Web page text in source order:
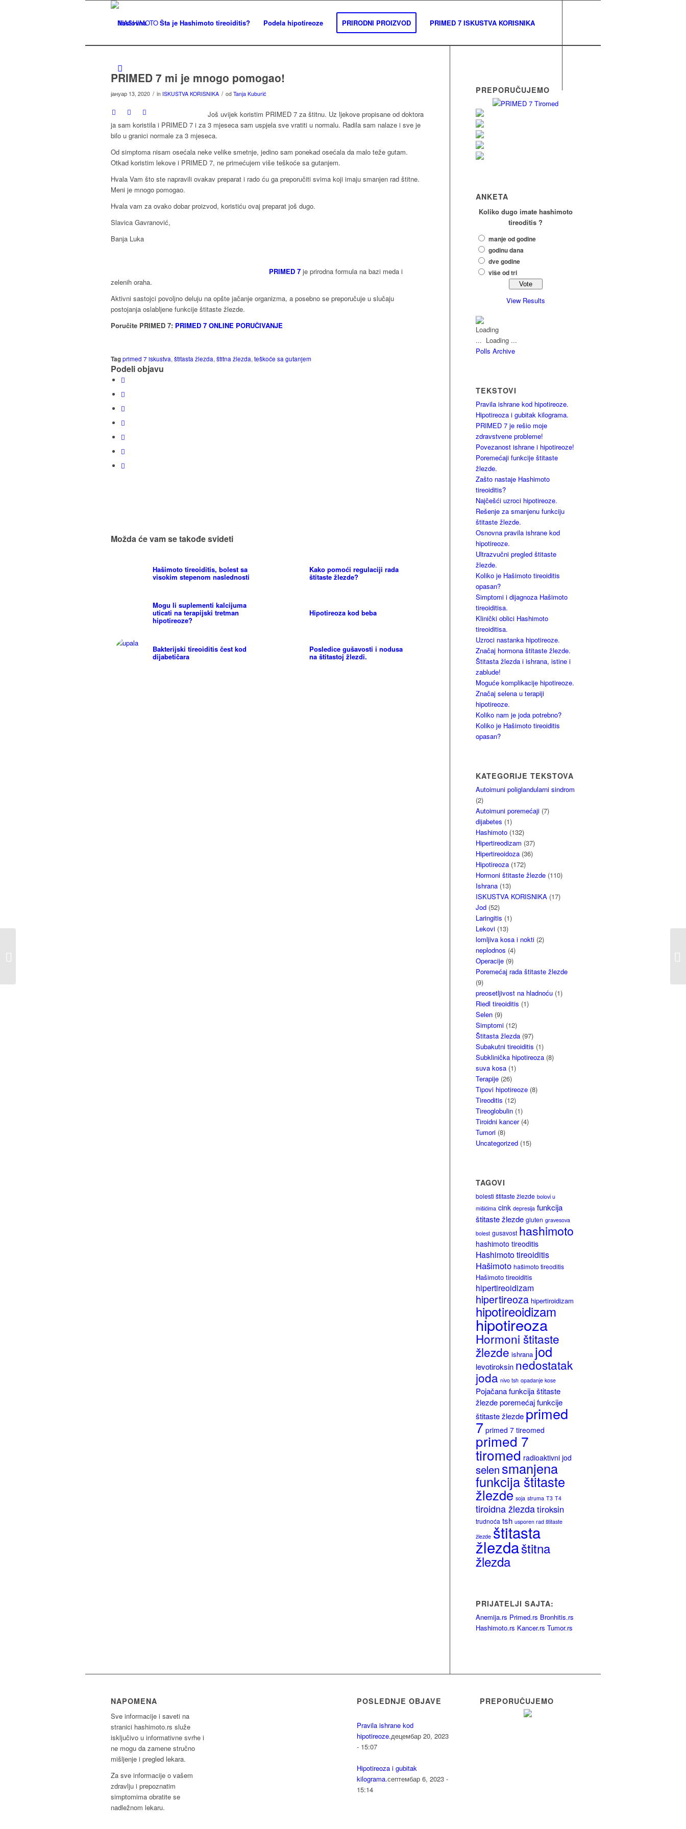
Naslovna Šta je Hashimoto tireoiditis? Podela hipotireoze PRIRODNI PROIZVOD PRIMED 7 ISKUSTVA KORISNIKA
PRIMED 7 mi je mnogo pomogao!
јануар 13, 2020 / in ISKUSTVA KORISNIKA / od Tanja Kuburić
Još uvijek koristim PRIMED 7 za štitnu. Uz ljekove propisane od doktora
ja sam koristila i PRIMED 7 i za 3 mjeseca sam uspjela sve vratiti u normalu. Radila sam nalaze i sve je
bilo u granici normale za 3 mjeseca.
Od simptoma nisam osećala neke velike smetnje, jedino sam ponekad osećala da malo teže gutam.
Otkad koristim lekove i PRIMED 7, ne primećujem više teškoće sa gutanjem.
Hvala Vam što ste napravili ovakav preparat i rado ću ga preporučiti svima koji imaju smanjen rad štitne.
Meni je mnogo pomogao.
Hvala vam za ovako dobar proizvod, koristiću ovaj preparat još dugo.
Slavica Gavranović,
Banja Luka
PRIMED 7 je prirodna formula na bazi meda i
zelenih oraha.
Aktivni sastojci povoljno deluju na opšte jačanje organizma, a posebno se preporučuje u slučaju
postojanja oslabljene funkcije štitaste žlezde.
Poručite PRIMED 7: PRIMED 7 ONLINE PORUČIVANJE
Tagprimed 7 iskustva, štitasta žlezda, štitna žlezda, teškoće sa gutanjem
Podeli objavu
Možda će vam se takođe svideti
Hašimoto tireoiditis, bolest sa
visokim stepenom naslednosti
Kako pomoći regulaciji rada
štitaste žlezde?
Mogu li suplementi kalcijuma
uticati na terapijski tretman
hipotireoze?
Hipotireoza kod beba
Bakterijski tireoiditis čest kod
dijabetičara
Posledice gušavosti i nodusa
na štitastoj žlezdi.
PREPORUČUJEMO
ANKETA
Koliko dugo imate hashimoto
tireoditis ?
manje od godine
godinu dana
dve godine
više od tri
View Results
Loading ...
Polls Archive
TEKSTOVI
Pravila ishrane kod hipotireoze.
Hipotireoza i gubitak kilograma.
PRIMED 7 je rešio moje
zdravstvene probleme!
Povezanost ishrane i hipotireoze!
Poremećaji funkcije štitaste
žlezde.
Zašto nastaje Hashimoto
tireoiditis?
Najčešći uzroci hipotireoze.
Rešenje za smanjenu funkciju
štitaste žlezde.
Osnovna pravila ishrane kod
hipotireoze.
Ultrazvučni pregled štitaste
žlezde.
Koliko je Hašimoto tireoiditis
opasan?
Simptomi i dijagnoza Hašimoto
tireoiditisa.
Klinički oblici Hashimoto
tireoiditisa.
Uzroci nastanka hipotireoze.
Značaj hormona štitaste žlezde.
Štitasta žlezda i ishrana, istine i
zablude!
Moguće komplikacije hipotireoze.
Značaj selena u terapiji
hipotireoze.
Koliko nam je joda potrebno?
Koliko je Hašimoto tireoiditis
opasan?
KATEGORIJE TEKSTOVA
Autoimuni poliglandularni sindrom
(2)
Autoimuni poremećaji (7)
dijabetes (1)
Hashimoto (132)
Hipertireodizam (37)
Hipertireoidoza (36)
Hipotireoza (172)
Hormoni štitaste žlezde (110)
Ishrana (13)
ISKUSTVA KORISNIKA (17)
Jod (52)
Laringitis (1)
Lekovi (13)
lomljiva kosa i nokti (2)
neplodnos (4)
Operacije (9)
Poremećaj rada štitaste žlezde
(9)
preosetljivost na hladnoću (1)
Riedl tireoiditis (1)
Selen (9)
Simptomi (12)
Štitasta žlezda (97)
Subakutni tireoiditis (1)
Subklinička hipotireoza (8)
suva kosa (1)
Terapije (26)
Tipovi hipotireoze (8)
Tireoditis (12)
Tireoglobulin (1)
Tiroidni kancer(4)
Tumori (8)
Uncategorized (15)
TAGOVI
bolesti štitaste žlezde bolovi u
mišićima cink depresija funkcija
štitaste žlezde gluten gravesova
bolest gusavost hashimoto
hashimoto tireoditis
Hashimoto tireoiditis
Hašimoto hašimoto tireoditis
Hašimoto tireoiditis
hipertireoidizam
hipertireoza hipertiroidizam
hipotireoidizam
hipotireoza
Hormoni štitaste
žlezde ishrana jod
levotiroksin nedostatak
joda nivo tsh opadanje kose
Pojačana funkcija štitaste
žlezde poremećaj funkcije
štitaste žlezde primed
7 primed 7 tireomed
primed 7
tiromed radioaktivni jod
selen smanjena
funkcija štitaste
žlezde soja struma T3 T4
tiroidna žlezdatiroksin
trudnoća tsh usporen rad štitaste
žlezde štitasta
žlezdaštitna
žlezda
PRIJATELJI SAJTA:
Anemija.rs Primed.rs Bronhitis.rs
Hashimoto.rs Kancer.rs Tumor.rs
NAPOMENA
Sve informacije i saveti na
stranici hashimoto.rs služe
isključivo u informativne svrhe i
ne mogu da zamene stručno
mišljenje i pregled lekara.
Za sve informacije o vašem
zdravlju i prepoznatim
simptomima obratite se
nadležnom lekaru.
POSLEDNJE OBJAVE
Pravila ishrane kod
hipotireoze.децембар 20, 2023
- 15:07
Hipotireoza i gubitak
kilograma.септембар 6, 2023 -
15:14
PREPORUČUJEMO